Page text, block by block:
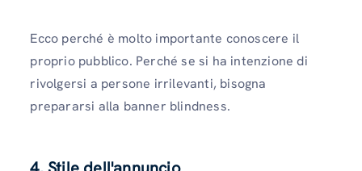
Ecco perché è molto importante conoscere il
proprio pubblico. Perché se si ha intenzione di
rivolgersi a persone irrilevanti, bisogna
prepararsi alla banner blindness.